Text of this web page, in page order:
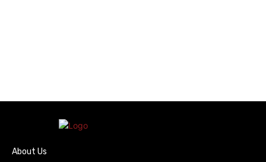
About Us